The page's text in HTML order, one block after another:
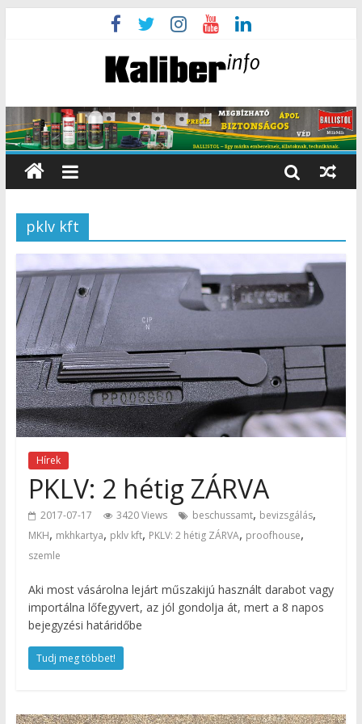
pklv kft
Hírek
PKLV: 2 hétig ZÁRVA
2017-07-17 3420 Views beschussamt, bevizsgálás,
MKH, mkhkartya, pklv kft, PKLV: 2 hétig ZÁRVA, proofhouse,
szemle
Aki most vásárolna lejárt műszakijú használt darabot vagy
importálna lőfegyvert, az jól gondolja át, mert a 8 napos
bejegyzési határidőbe
Tudj meg többet!